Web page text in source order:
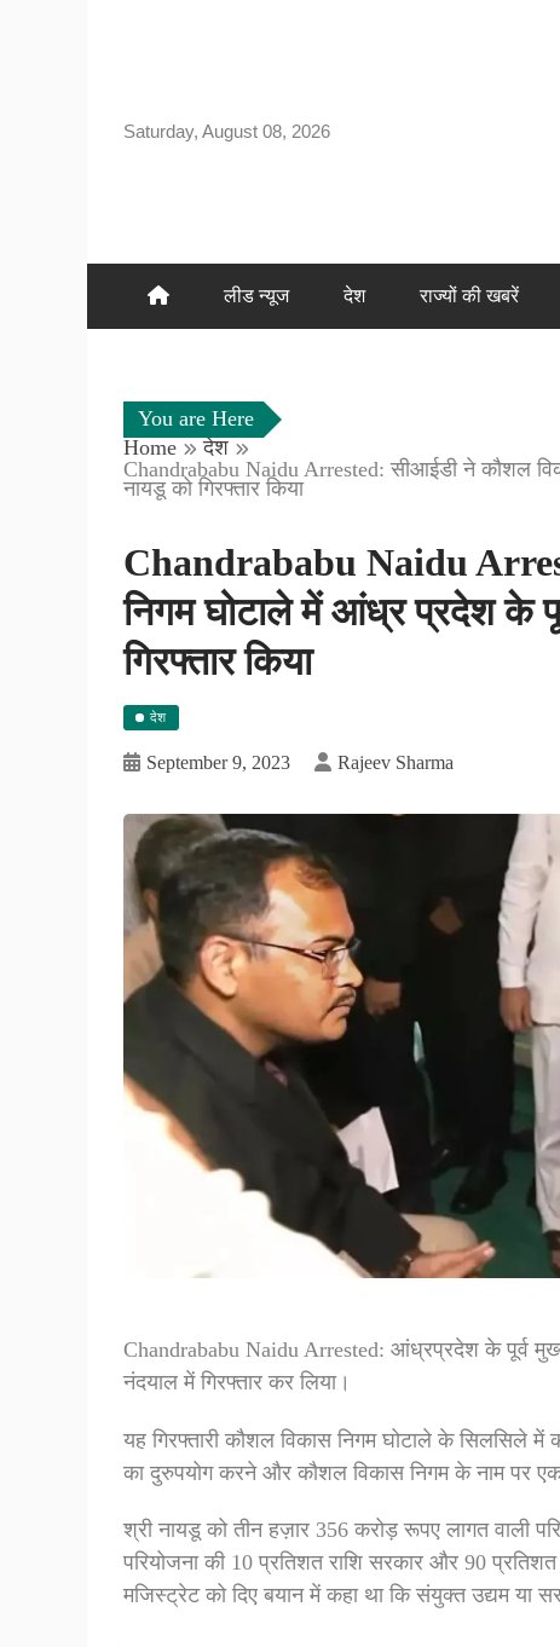
Saturday, August 08, 2026
लीड न्यूज देश राज्यों की खबरें
You are Here
Home
देश
Chandrababu Naidu Arrested: सीआईडी ने कौशल
नायडू को गिरफ्तार किया
Chandrababu Naidu
निगम घोटाले में आंध्र प्रदेश के
गिरफ्तार किया
देश
September 9, 2023 Rajeev Sharma
Chandrababu Naidu Arrested: आंध्रप्रदेश के पूर्व
नंदयाल में गिरफ्तार कर लिया।
यह गिरफ्तारी कौशल विकास निगम घोटाले के सिलसिले
का दुरुपयोग करने और कौशल विकास निगम के नाम पर
श्री नायडू को तीन हज़ार 356 करोड़ रूपए लागत वाली
परियोजना की 10 प्रतिशत राशि सरकार और 90
मजिस्ट्रेट को दिए बयान में कहा था कि संयुक्त उद्यम या